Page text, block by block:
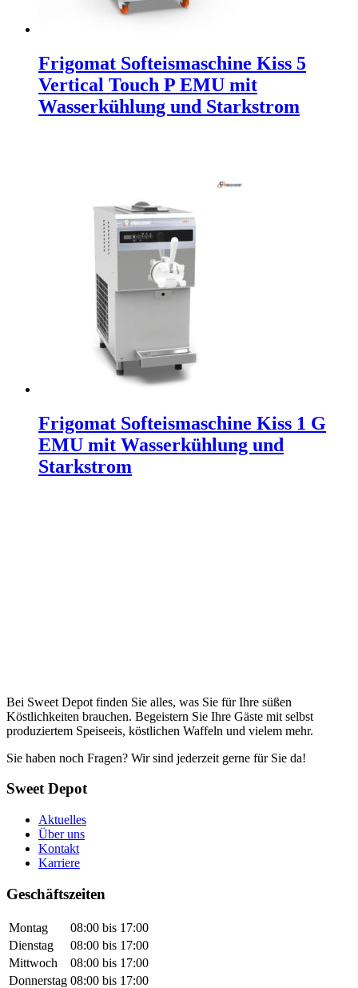
Frigomat Softeismaschine Kiss 5
Vertical Touch P EMU mit
Wasserkühlung und Starkstrom
Frigomat Softeismaschine Kiss 1 G
EMU mit Wasserkühlung und
Starkstrom
Bei Sweet Depot finden Sie alles, was Sie für Ihre süßen
Köstlichkeiten brauchen. Begeistern Sie Ihre Gäste mit selbst
produziertem Speiseeis, köstlichen Waffeln und vielem mehr.
Sie haben noch Fragen? Wir sind jederzeit gerne für Sie da!
Sweet Depot
Aktuelles
Über uns
Kontakt
Karriere
Geschäftszeiten
Montag
08:00 bis 17:00
Dienstag
08:00 bis 17:00
Mittwoch
08:00 bis 17:00
Donnerstag 08:00 bis 17:00